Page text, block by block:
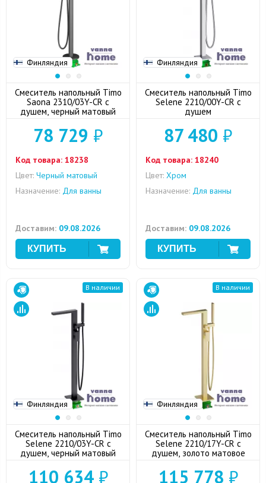
Финляндия
Смеситель напольный Timo
Saona 2310/03Y-CR с
душем, черный матовый
78 729 ₽
Код товара: 18238
Цвет: Черный матовый
Назначение: Для ванны
Доставим: 09.08.2026
Финляндия
Смеситель напольный Timo
Selene 2210/00Y-CR с
душем
87 480 ₽
Код товара: 18240
Цвет: Хром
Назначение: Для ванны
Доставим: 09.08.2026
Финляндия
В наличии
Смеситель напольный Timo
Selene 2210/03Y-CR с
душем, черный матовый
110 634₽
Финляндия
В наличии
Смеситель напольный Timo
Selene 2210/17Y-CR с
душем, золото матовое
115 778 ₽